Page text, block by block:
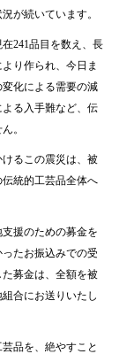
が続いています。
241品目を数え、長
り作られ、今日ま
化による需要の減
る入手難など、伝
。
るこの震災は、被
統的工芸品全体へ
援のための募金を
たお振込みでの受
募金は、全額を被
合にお送りいたし
品を、絶やすこと